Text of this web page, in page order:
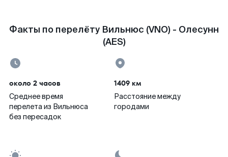
Факты по перелёту Вильнюс (VNO) - Олесунн
(AES)
около 2 часов
Среднее время
перелета из Вильнюса
без пересадок
1409 км
Расстояние между
городами